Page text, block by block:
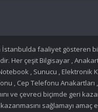
faaliyet gösteren
Her çeşit Bilgisayar ,
, Sunucu , Elektronik
, Cep Telefonu Anakartları
ve çevreci biçimde geri
sağlamayı amaç